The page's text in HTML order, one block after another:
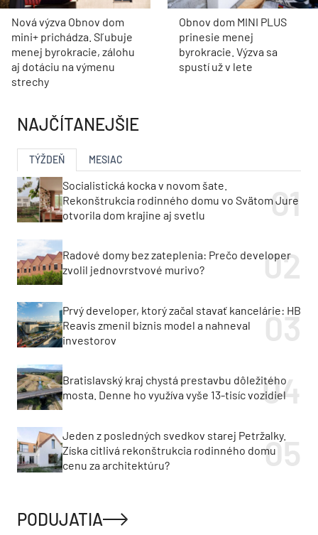
Nová výzva Obnov dom
mini+ prichádza. Sľubuje
menej byrokracie, zálohu
aj dotáciu na výmenu
strechy
Obnov dom MINI PLUS
prinesie menej
byrokracie. Výzva sa
spustí už v lete
NAJČÍTANEJŠIE
TÝŽDEŇ MESIAC
Socialistická kocka v novom šate.
Rekonštrukcia rodinného domu vo Svätom Jure
otvorila dom krajine aj svetlu
Radové domy bez zateplenia: Prečo developer
zvolil jednovrstvové murivo?
Prvý developer, ktorý začal stavať kancelárie: HB
Reavis zmenil biznis model a nahneval
investorov
Bratislavský kraj chystá prestavbu dôležitého
mosta. Denne ho využíva vyše 13-tisíc vozidiel
Jeden z posledných svedkov starej Petržalky.
Získa citlivá rekonštrukcia rodinného domu
cenu za architektúru?
PODUJATIA